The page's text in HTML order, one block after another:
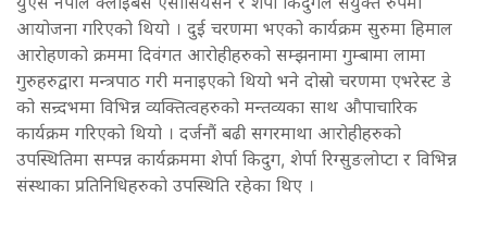
आयोजना गरिएको थियो । दुई चरणमा भएको कार्यक्रम सुरुमा हिमाल
आरोहणको क्रममा दिवंगत आरोहीहरुको सम्झनामा गुम्बामा लामा
गुरुहरुद्वारा मन्त्रपाठ गरी मनाइएको थियो भने दोस्रो चरणमा एभरेस्ट डे
को सन्र्दभमा विभिन्न व्यक्तित्वहरुको मन्तव्यका साथ औपाचारिक
कार्यक्रम गरिएको थियो । दर्जनौं बढी सगरमाथा आरोहीहरुको
उपस्थितिमा सम्पन्न कार्यक्रममा शेर्पा किदुग, शेर्पा रिग्सुङलोप्टा र विभिन्न
संस्थाका प्रतिनिधिहरुको उपस्थिति रहेका थिए ।